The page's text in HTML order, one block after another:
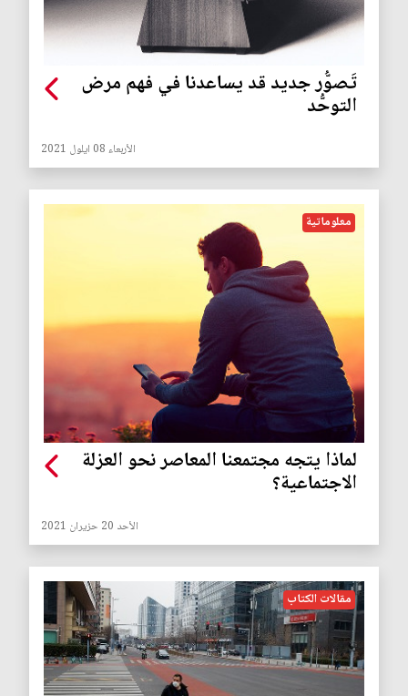
تَصوُّر جديد قد يساعدنا في فهم مرض
التوحُّد
الأربعاء 08 ايلول 2021
معلوماتية
لماذا يتجه مجتمعنا المعاصر نحو العزلة
الاجتماعية؟
الأحد 20 حزيران 2021
مقالات الكتاب